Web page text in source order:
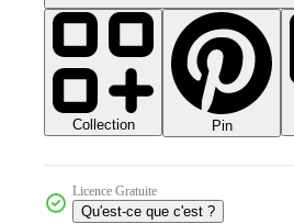
Collection Pin
Licence Gratuite
Qu'est-ce que c'est ?